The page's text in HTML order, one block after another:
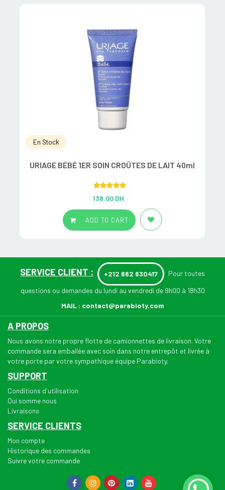
En Stock
URIAGE BÉBÉ 1ER SOIN CROÛTES DE LAIT 40ml
out of 5
138.00 DH
ADD TO CART
SERVICE CLIENT : +212 662 630417 Pour toutes
questions ou demandes du lundi au vendredi de 9h00 à 18h30
MAIL : contact@parabioty.com
A PROPOS
Nous avons notre propre flotte de camionnettes de livraison. Votre
commande sera emballée avec soin dans notre entrepôt et livrée à
votre porte par votre sympathique équipe Parabioty.
SUPPORT
Conditions d'utilisation
Qui somme nous
Livraisons
SERVICE CLIENTS
Mon compte
Historique des commandes
Suivre votre commande